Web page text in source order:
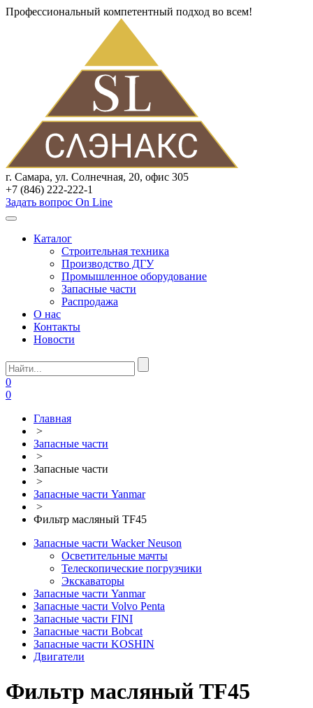
Профессиональный компетентный подход во всем!
г. Самара, ул. Солнечная, 20, офис 305
+7 (846) 222-222-1
Задать вопрос On Line
Каталог
Строительная техника
Производство ДГУ
Промышленное оборудование
Запасные части
Распродажа
О нас
Контакты
Новости
0
0
Главная
>
Запасные части
>
Запасные части
>
Запасные части Yanmar
>
Фильтр масляный TF45
Запасные части Wacker Neuson
Осветительные мачты
Телескопические погрузчики
Экскаваторы
Запасные части Yanmar
Запасные части Volvo Penta
Запасные части FINI
Запасные части Bobcat
Запасные части KOSHIN
Двигатели
Фильтр масляный TF45